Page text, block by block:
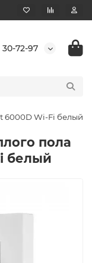
30-72-97
6000D Wi-Fi белый
пола
белый